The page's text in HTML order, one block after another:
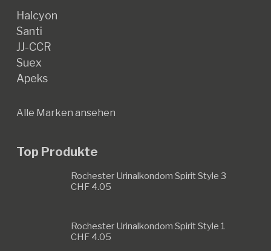
Halcyon
Santi
JJ-CCR
Suex
Apeks
Alle Marken ansehen
Top Produkte
Rochester Urinalkondom Spirit Style 3
CHF4.05
Rochester Urinalkondom Spirit Style 1
CHF4.05